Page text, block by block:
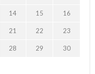
14 15 16
21 22 23
28 29 30